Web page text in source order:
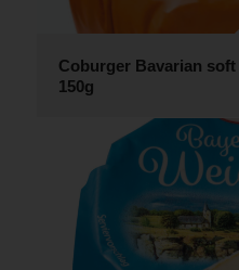
Coburger Bavarian soft
150g